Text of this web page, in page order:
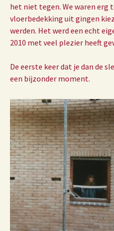
het niet tegen. We waren erg
vloerbedekking uit gingen
werden. Het werd een echt
2010 met veel plezier heeft
De eerste keer dat je dan de
een bijzonder moment.